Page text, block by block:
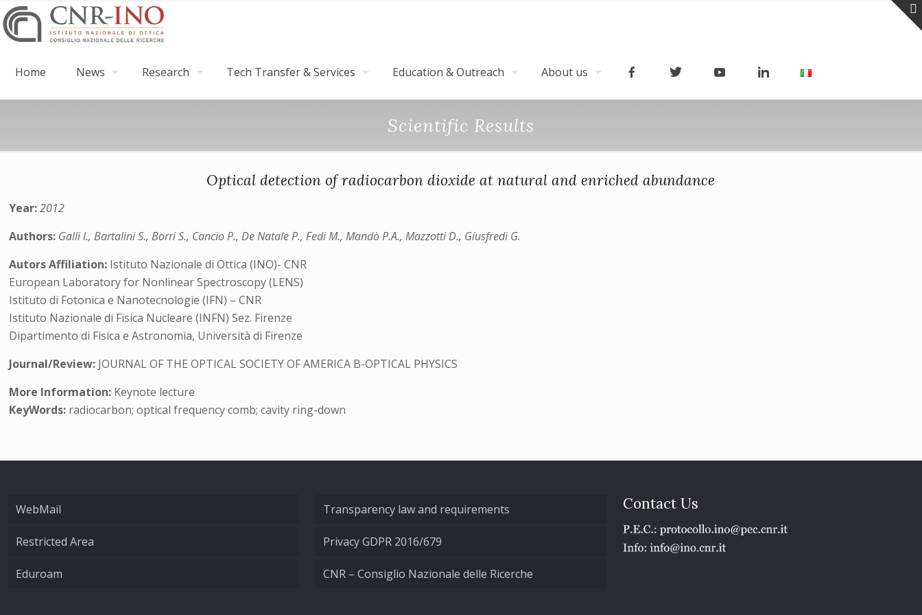
Home News Research Tech Transfer & Services Education & Outreach About us
Scientific Results
Optical detection of radiocarbon dioxide at natural and enriched abundance
Year:2012
Authors: Galli I., Bartalini S., Borri S., Cancio P., De Natale P., Fedi M., Mandò P.A., Mazzotti D., Giusfredi G.
Autors Affiliation: Istituto Nazionale di Ottica (INO)- CNR
European Laboratory for Nonlinear Spectroscopy (LENS)
Istituto di Fotonica e Nanotecnologie (IFN) – CNR
Istituto Nazionale di Fisica Nucleare (INFN) Sez. Firenze
Dipartimento di Fisica e Astronomia, Università di Firenze
Journal/Review: JOURNAL OF THE OPTICAL SOCIETY OF AMERICA B-OPTICAL PHYSICS
More Information: Keynote lecture
KeyWords: radiocarbon; optical frequency comb; cavity ring-down
WebMail
Restricted Area
Eduroam
Transparency law and requirements
Privacy GDPR 2016/679
CNR – Consiglio Nazionale delle Ricerche
Contact Us